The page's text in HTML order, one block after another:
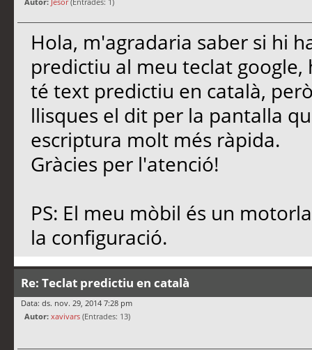
Hola, m'agradaria saber si hi
predictiu al meu teclat
té text predictiu en català,
llisques el dit per la pantalla
escriptura molt més ràpida.
Gràcies per l'atenció!
PS: El meu mòbil és un
la configuració.
Re: Teclat predictiu en català
Data: ds. nov. 29, 2014 7:28 pm
Autor: xavivars (Entrades: 13)